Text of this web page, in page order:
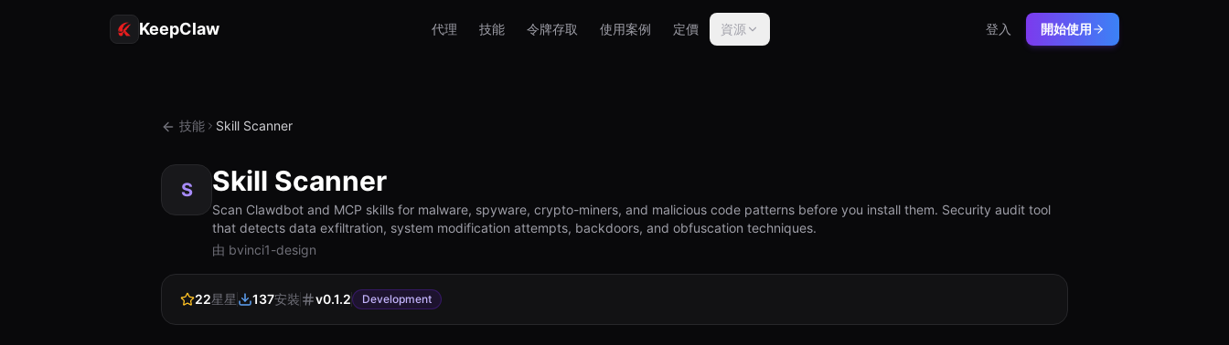
KeepClaw 代理 技能 令牌存取 使用案例 定價 資源 登入 開始使用
技能 Skill Scanner
S Skill Scanner
Scan Clawdbot and MCP skills for malware, spyware, crypto-miners, and malicious code patterns before you install them. Security audit tool
that detects data exfiltration, system modification attempts, backdoors, and obfuscation techniques.
由 bvinci1-design
22星星 137安裝 v0.1.2 Development